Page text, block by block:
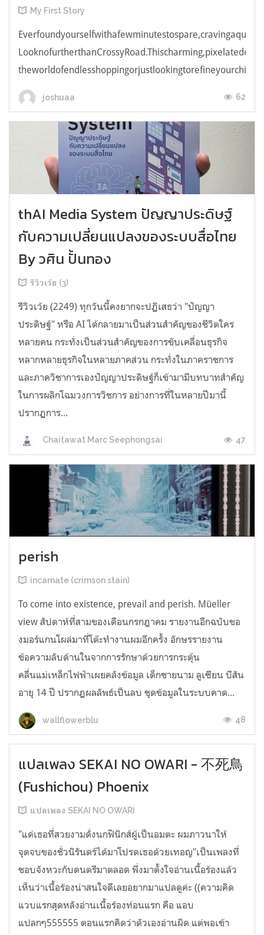
My First Story
joshuaa 62
thAI Media System ปัญญาประดิษฐ์
กับความเปลี่ยนแปลงของระบบสื่อไทย
By วศิน ปั้นทอง
รีวิวเว้ย (3)
รีวิวเว้ย (2249) ทุกวันนี้คงยากจะปฏิเสธว่า "ปัญญา
ประดิษฐ์" หรือ AI ได้กลายมาเป็นส่วนสำคัญของชีวิตใคร
หลายคน กระทั่งเป็นส่วนสำคัญของการขับเคลื่อนธุรกิจ
หลากหลายธุรกิจในหลายภาคส่วน กระทั่งในภาคราชการ
และภาควิชาการเองปัญญาประดิษฐ์ก็เข้ามามีบทบาทสำคัญ
ในการผลิกโฉมวงการวิชการ อย่างการที่ในหลายปีมานี้
ปรากฏการ...
Chaitawat Marc Seephongsai 47
perish
incarnate (crimson stain)
To come into existence, prevail and perish. Müeller
view สัปดาห์ที่สามของเดือนกรกฎาคม รายงานอีกฉบับขอ
งมอร์แกนโผล่มาที่โต๊ะทำงานผมอีกครั้ง อักษรรายงาน
ข้อความลับด้านในจากการรักษาด้วยการกระตุ้น
คลื่นแม่เหล็กไฟฟ้าเผยคลังข้อมูล เด็กชายนาม ลูเซียน บีสัน
อายุ 14 ปี ปรากฏผลลัพธ์เป็นลบ ชุดข้อมูลในระบบคาด...
wallflowerblu 48
แปลเพลง SEKAI NO OWARI - 不死鳥
(Fushichou) Phoenix
แปลเพลง SEKAI NO OWARI
"แด่เธอที่สวยงามดั่งนกฟินิกส์ผู้เป็นอมตะ ผมภาวนาให้
จุดจบของชั่วนิรันดร์ได้มาโปรดเธอด้วยเทอญ"เป็นเพลงที่
ชอบจังหวะกับดนตรีมาตลอด พึ่งมาตั้งใจอ่านเนื้อร้องแล้ว
เห็นว่าเนื้อร้องน่าสนใจดีเลยอยากมาแปลดูค่ะ ((ความคิด
แวบแรกสุดหลังอ่านเนื้อร้องท่อนแรก คือ แอบ
แปลกๆ555555 ตอนแรกคิดว่าตัวเองอ่านผิด แต่พอเข้า